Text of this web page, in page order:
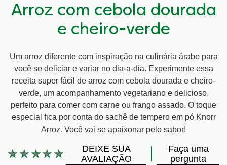
Arroz com cebola dourada
e cheiro-verde
Um arroz diferente com inspiração na culinária árabe para
você se deliciar e variar no dia-a-dia. Experimente essa
receita super fácil de arroz com cebola dourada e cheiro-
verde, um acompanhamento vegetariano e delicioso,
perfeito para comer com carne ou frango assado. O toque
especial fica por conta do sachê de tempero em pó Knorr
Arroz. Você vai se apaixonar pelo sabor!
Nenhuma
DEIXE SUA
AVALIAÇÃO
Faça uma
pergunta